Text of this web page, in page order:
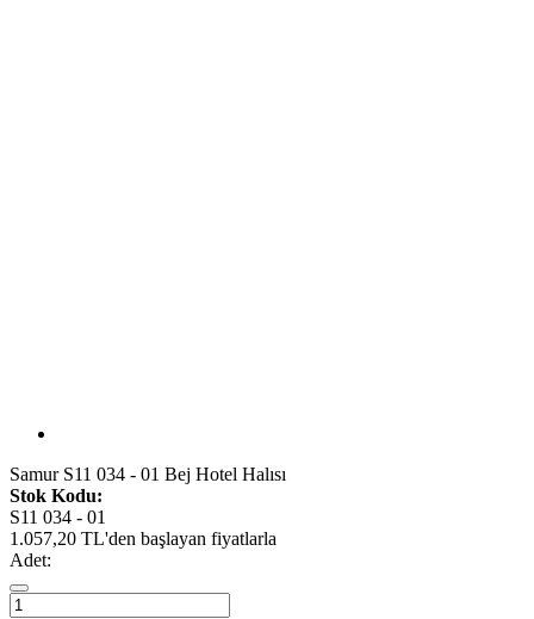
Samur S11 034 - 01 Bej Hotel Halısı
Stok Kodu:
S11 034 - 01
1.057,20 TL'den başlayan fiyatlarla
Adet: